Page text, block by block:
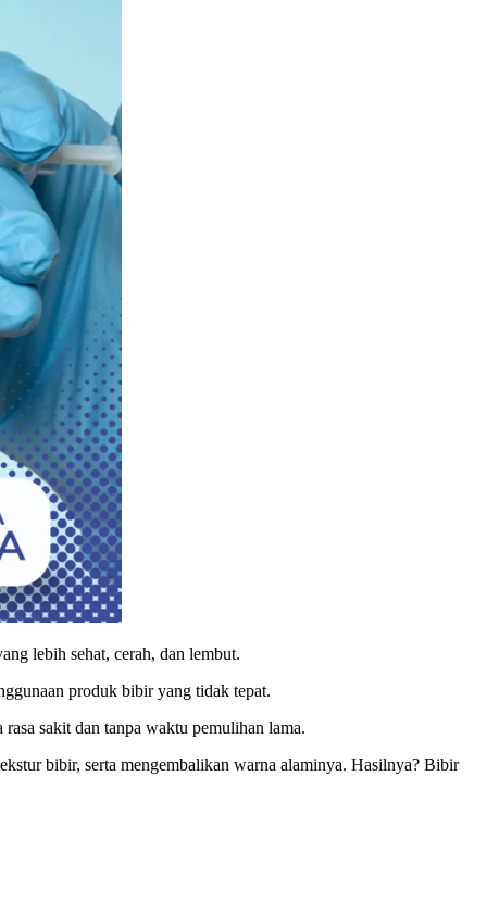
lebih sehat, cerah, dan lembut.
produk bibir yang tidak tepat.
sakit dan tanpa waktu pemulihan lama.
bibir, serta mengembalikan warna alaminya. Hasilnya? Bibir